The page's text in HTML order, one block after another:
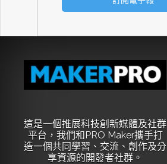
這是一個推展科技創新媒體及社群
平台，我們和PRO Maker攜手打
造一個共同學習、交流、創作及分
享資源的開發者社群。